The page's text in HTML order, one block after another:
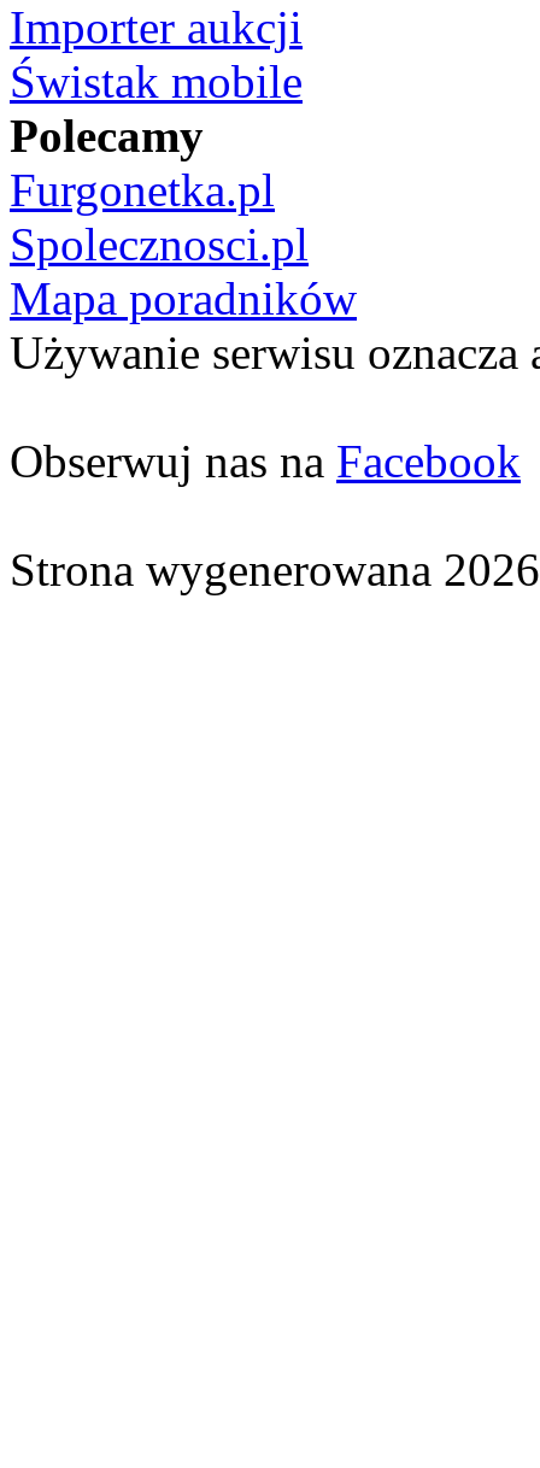
Importer aukcji
Świstak mobile
Polecamy
Furgonetka.pl
Spolecznosci.pl
Mapa poradników
Używanie serwisu oznacza
Obserwuj nas na Facebook
Strona wygenerowana